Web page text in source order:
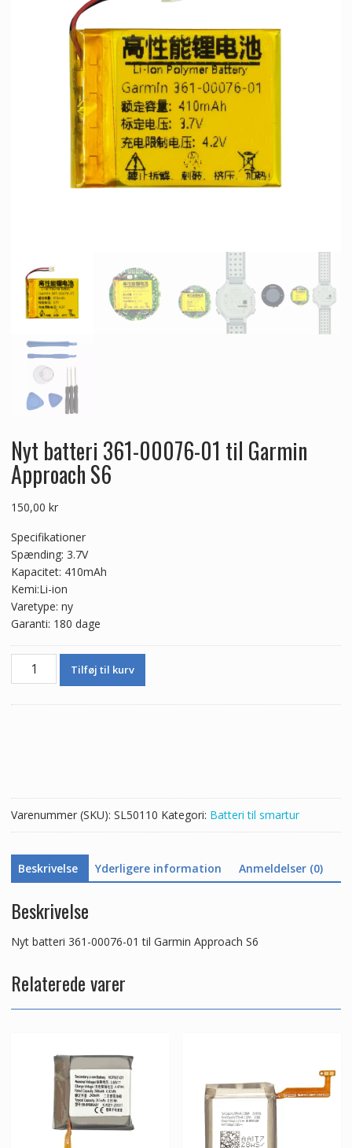
Nyt batteri 361-00076-01 til Garmin
Approach S6
150,00 kr
Specifikationer
Spænding: 3.7V
Kapacitet: 410mAh
Kemi:Li-ion
Varetype: ny
Garanti: 180 dage
batteri
S6
antal
Tilføj til kurv
Varenummer (SKU): SL50110 Kategori: Batteri til smartur
Beskrivelse Yderligere information Anmeldelser (0)
Beskrivelse
Nyt batteri 361-00076-01 til Garmin Approach S6
Relaterede varer